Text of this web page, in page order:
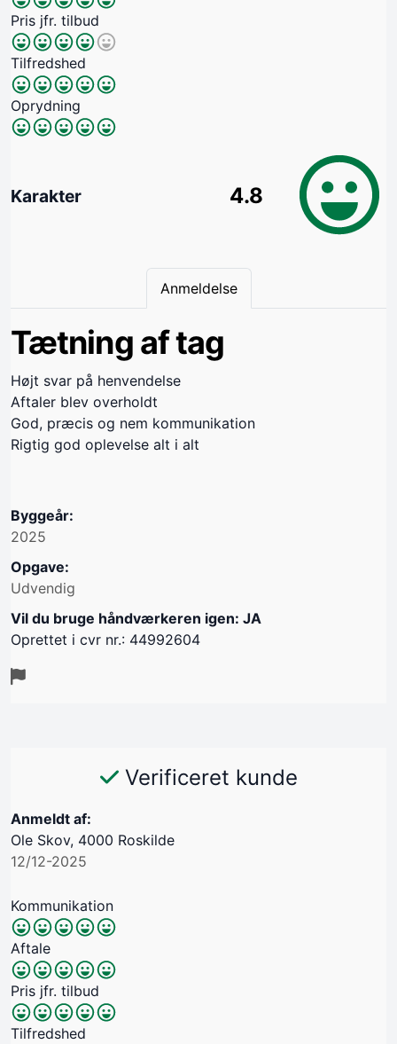
Pris jfr. tilbud
Tilfredshed
Oprydning
Karakter 4.8
Anmeldelse
Tætning af tag
Højt svar på henvendelse
Aftaler blev overholdt
God, præcis og nem kommunikation
Rigtig god oplevelse alt i alt
Byggeår:
2025
Opgave:
Udvendig
Vil du bruge håndværkeren igen: JA
Oprettet i cvr nr.: 44992604
Verificeret kunde
Anmeldt af:
Ole Skov, 4000 Roskilde
12/12-2025
Kommunikation
Aftale
Pris jfr. tilbud
Tilfredshed